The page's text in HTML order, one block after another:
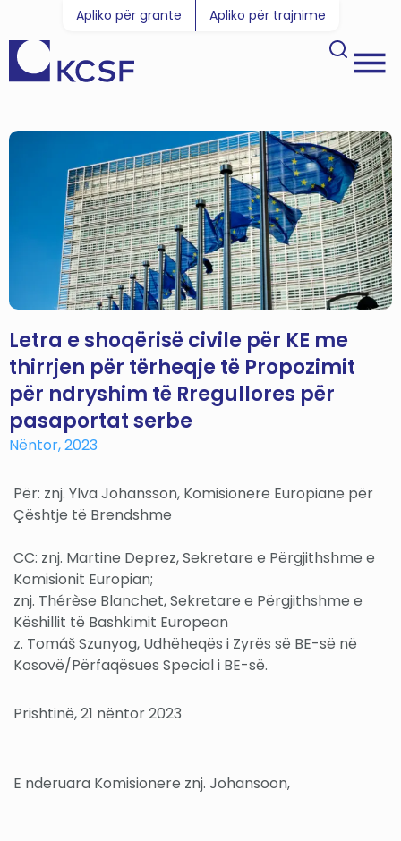
Apliko për grante Apliko për trajnime
Letra e shoqërisë civile për KE me
thirrjen për tërheqje të Propozimit
për ndryshim të Rregullores për
pasaportat serbe
Nëntor, 2023
Për: znj. Ylva Johansson, Komisionere Europiane për
Çështje të Brendshme
CC: znj. Martine Deprez, Sekretare e Përgjithshme e
Komisionit Europian;
znj. Thérèse Blanchet, Sekretare e Përgjithshme e
Këshillit të Bashkimit European
z. Tomáš Szunyog, Udhëheqës i Zyrës së BE-së në
Kosovë/Përfaqësues Special i BE-së.
Prishtinë, 21 nëntor 2023
E nderuara Komisionere znj. Johansoon,